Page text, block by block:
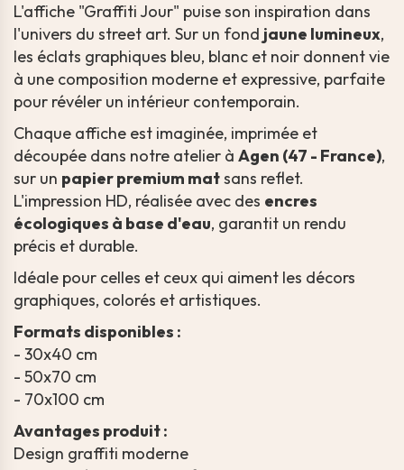
L'affiche "Graffiti Jour" puise son inspiration dans
l'univers du street art. Sur un fond jaune lumineux,
les éclats graphiques bleu, blanc et noir donnent vie
à une composition moderne et expressive, parfaite
pour révéler un intérieur contemporain.
Chaque affiche est imaginée, imprimée et
découpée dans notre atelier à Agen (47 - France),
sur un papier premium matsans reflet.
L'impression HD, réalisée avec des encres
écologiques à base d'eau, garantit un rendu
précis et durable.
Idéale pour celles et ceux qui aiment les décors
graphiques, colorés et artistiques.
Formats disponibles :
- 30x40 cm
- 50x70 cm
- 70x100 cm
Avantages produit :
Design graffiti moderne